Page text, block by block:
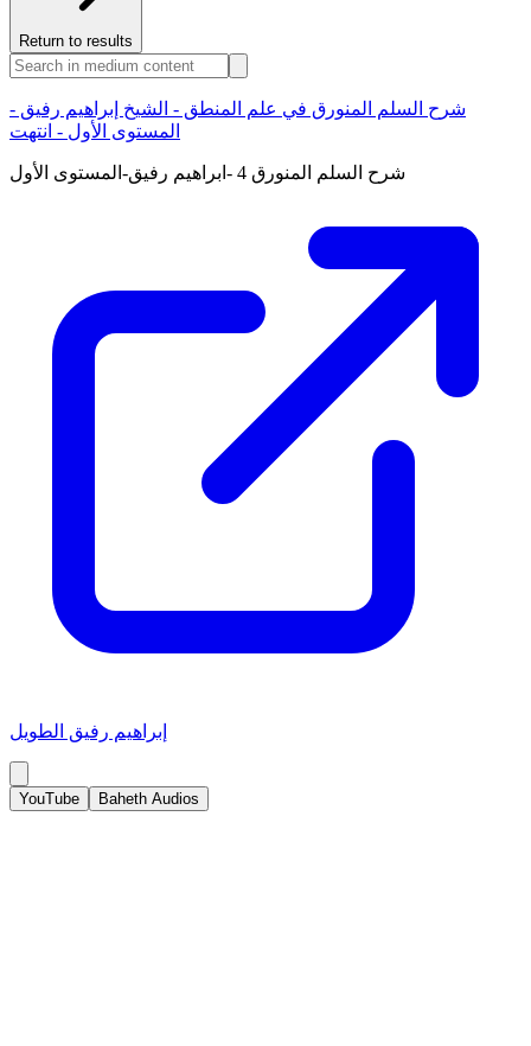
Return to results
شرح السلم المنورق في علم المنطق - الشيخ إبراهيم رفيق -
المستوى الأول - انتهت
شرح السلم المنورق 4 -ابراهيم رفيق-المستوى الأول
إبراهيم رفيق الطويل
YouTube Baheth Audios